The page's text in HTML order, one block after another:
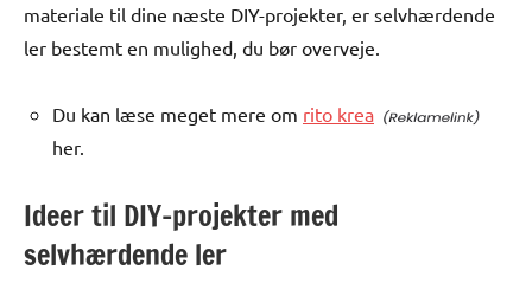
materiale til dine næste DIY-projekter, er selvhærdende
ler bestemt en mulighed, du bør overveje.
Du kan læse meget mere om rito krea
her.
Ideer til DIY-projekter med
selvhærdende ler